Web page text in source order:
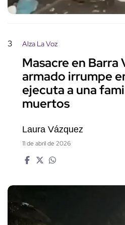
3 Alza La Voz
Masacre en Barra
armado irrumpe
ejecuta a una
muertos
Laura Vázquez
11 de abril de 2026